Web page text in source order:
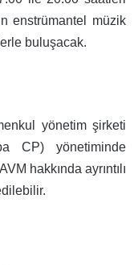
enstrümantel müzik
buluşacak.
yönetim şirketi
CP) yönetiminde
hakkında ayrıntılı